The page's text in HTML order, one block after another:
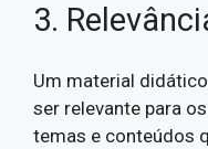
3.
Um material
ser relevante para
temas e conteúdos